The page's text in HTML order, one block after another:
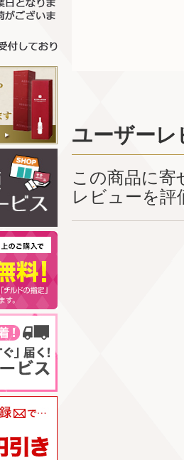
ユーザーレ
この商品に
レビューを評